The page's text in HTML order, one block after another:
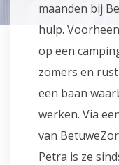
maanden bij
hulp.
op een
zomers en
een baan
werken. Via
van
Petra is ze